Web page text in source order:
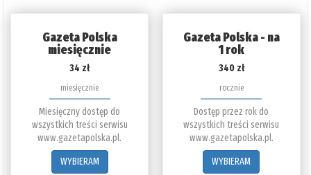
Gazeta Polska
miesięcznie
34 zł
miesięcznie
Miesięczny dostęp do
wszystkich treści serwisu
www.gazetapolska.pl.
WYBIERAM
Gazeta Polska - na
1 rok
340 zł
rocznie
Dostęp przez rok do
wszystkich treści serwisu
www.gazetapolska.pl.
WYBIERAM